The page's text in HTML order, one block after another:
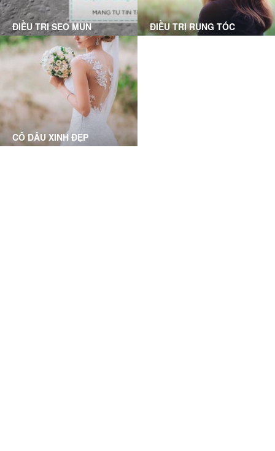
ĐIỀU TRỊ SẸO MỤN
Tự tin với khuôn mặt mộc
trơn láng, không còn sẹo rỗ
với làn da mịn mượt trơn
ĐIỀU TRỊ RỤNG TÓC
CÔ DÂU XINH ĐẸP